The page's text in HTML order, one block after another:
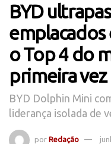
BYD
emplacados
o Top 4 do
primeira vez
BYD Dolphin Mini
liderança isolada de
por Redação